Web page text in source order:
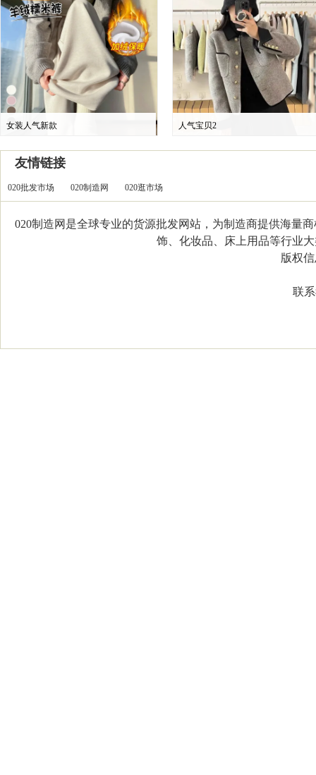
女装人气新款 人气宝贝2
友情链接
020批发市场 020制造网 020逛市场
020制造网是全球专业的货源批发网站，为制造商提供海量
饰、化妆品、床上用品等行业
版权信
联